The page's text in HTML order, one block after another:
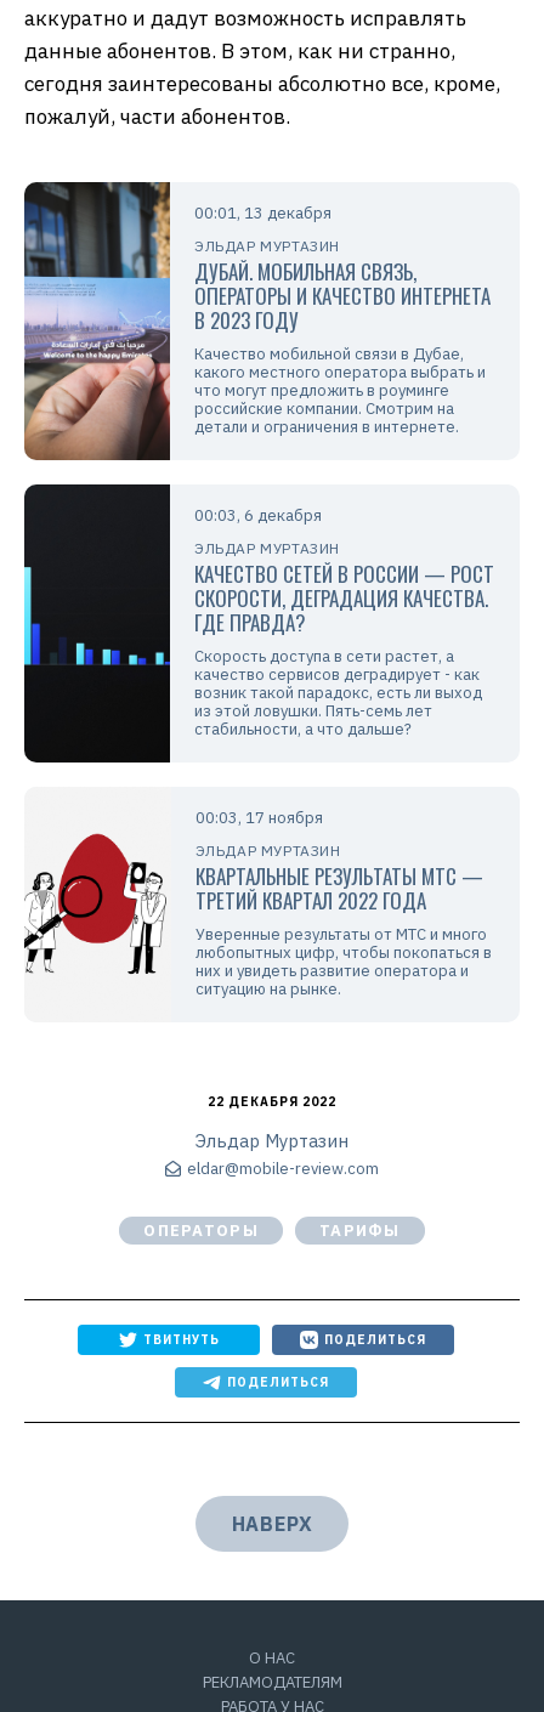
аккуратно и дадут возможность исправлять
данные абонентов. В этом, как ни странно,
сегодня заинтересованы абсолютно все, кроме,
пожалуй, части абонентов.
00:01, 13 декабря
ЭЛЬДАР МУРТАЗИН
ДУБАЙ. МОБИЛЬНАЯ СВЯЗЬ,
ОПЕРАТОРЫ И КАЧЕСТВО ИНТЕРНЕТА
В 2023 ГОДУ
Качество мобильной связи в Дубае,
какого местного оператора выбрать и
что могут предложить в роуминге
российские компании. Смотрим на
детали и ограничения в интернете.
00:03, 6 декабря
ЭЛЬДАР МУРТАЗИН
КАЧЕСТВО СЕТЕЙ В РОССИИ — РОСТ
СКОРОСТИ, ДЕГРАДАЦИЯ КАЧЕСТВА.
ГДЕ ПРАВДА?
Скорость доступа в сети растет, а
качество сервисов деградирует - как
возник такой парадокс, есть ли выход
из этой ловушки. Пять-семь лет
стабильности, а что дальше?
00:03, 17 ноября
ЭЛЬДАР МУРТАЗИН
КВАРТАЛЬНЫЕ РЕЗУЛЬТАТЫ МТС —
ТРЕТИЙ КВАРТАЛ 2022 ГОДА
Уверенные результаты от МТС и много
любопытных цифр, чтобы покопаться в
них и увидеть развитие оператора и
ситуацию на рынке.
22 ДЕКАБРЯ 2022
Эльдар Муртазин
eldar@mobile-review.com
ОПЕРАТОРЫ ТАРИФЫ
ТВИТНУТЬ ПОДЕЛИТЬСЯ
ПОДЕЛИТЬСЯ
НАВЕРХ
О НАС
РЕКЛАМОДАТЕЛЯМ
РАБОТА У НАС